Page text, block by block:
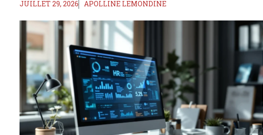
JUILLET 29, 2026 APOLLINE LEMONDINE